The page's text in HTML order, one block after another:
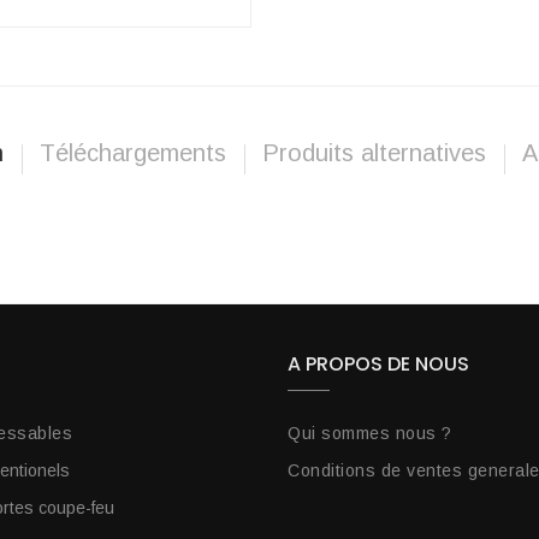
Téléchargements Produits alternatives
coupe-feu
A PROPOS DE NOUS
Qui sommes nous ?
Conditions de ventes generale